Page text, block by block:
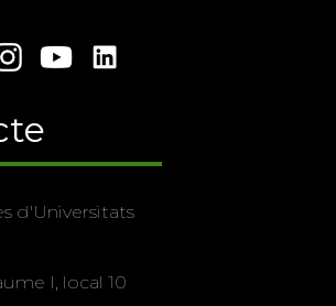
d'Universitats
I, local 10